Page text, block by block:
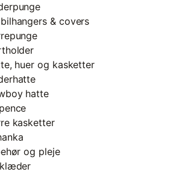
& covers
huer og kasketter
hatte
kasketter
og pleje